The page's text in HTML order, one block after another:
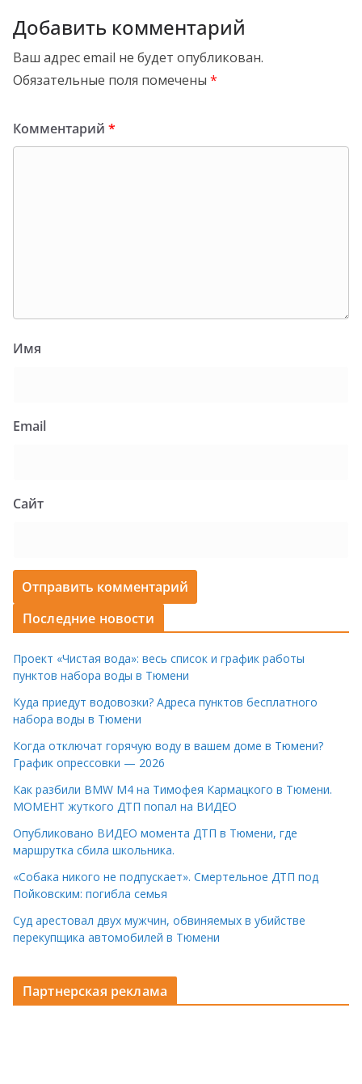
Добавить комментарий
Ваш адрес email не будет опубликован.
Обязательные поля помечены *
Комментарий *
Имя
Email
Сайт
Последние новости
Проект «Чистая вода»: весь список и график работы
пунктов набора воды в Тюмени
Куда приедут водовозки? Адреса пунктов бесплатного
набора воды в Тюмени
Когда отключат горячую воду в вашем доме в Тюмени?
График опрессовки — 2026
Как разбили BMW M4 на Тимофея Кармацкого в Тюмени.
МОМЕНТ жуткого ДТП попал на ВИДЕО
Опубликовано ВИДЕО момента ДТП в Тюмени, где
маршрутка сбила школьника.
«Собака никого не подпускает». Смертельное ДТП под
Пойковским: погибла семья
Суд арестовал двух мужчин, обвиняемых в убийстве
перекупщика автомобилей в Тюмени
Партнерская реклама